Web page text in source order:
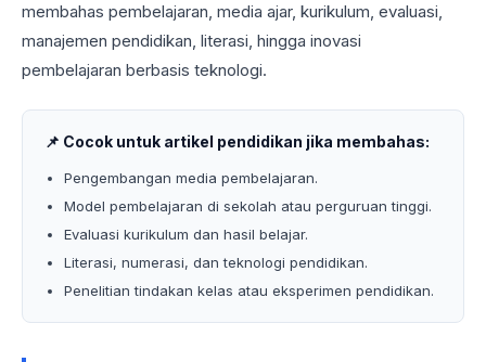
membahas pembelajaran, media ajar, kurikulum, evaluasi,
manajemen pendidikan, literasi, hingga inovasi
pembelajaran berbasis teknologi.
📌 Cocok untuk artikel pendidikan jika membahas:
Pengembangan media pembelajaran.
Model pembelajaran di sekolah atau perguruan tinggi.
Evaluasi kurikulum dan hasil belajar.
Literasi, numerasi, dan teknologi pendidikan.
Penelitian tindakan kelas atau eksperimen pendidikan.